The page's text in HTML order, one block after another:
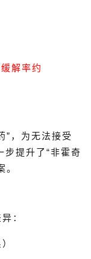
解率约
”，为无法接受
提升了“非霍奇
。
：